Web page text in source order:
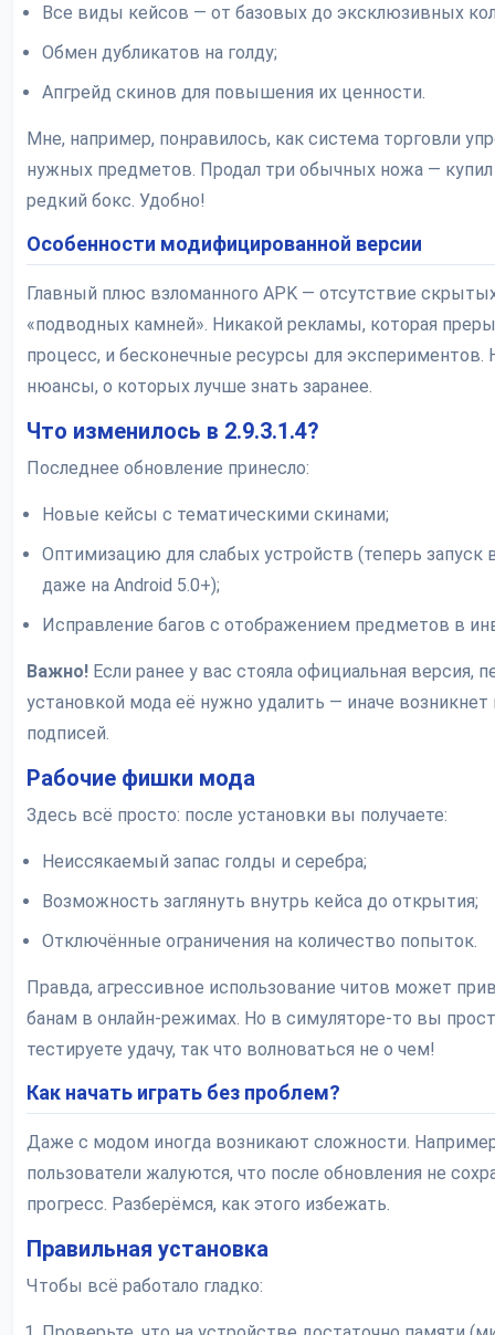
Все виды кейсов — от базовых до эксклюзивных
Обмен дубликатов на голду;
Апгрейд скинов для повышения их ценности.
Мне, например, понравилось, как система торговли
нужных предметов. Продал три обычных ножа — купил
редкий бокс. Удобно!
Особенности модифицированной версии
Главный плюс взломанного APK — отсутствие
«подводных камней». Никакой рекламы, которая
процесс, и бесконечные ресурсы для экспериментов.
нюансы, о которых лучше знать заранее.
Что изменилось в 2.9.3.1.4?
Последнее обновление принесло:
Новые кейсы с тематическими скинами;
Оптимизацию для слабых устройств (теперь запуск
даже на Android 5.0+);
Исправление багов с отображением предметов в
Важно! Если ранее у вас стояла официальная версия,
установкой мода её нужно удалить — иначе
подписей.
Рабочие фишки мода
Здесь всё просто: после установки вы получаете:
Неиссякаемый запас голды и серебра;
Возможность заглянуть внутрь кейса до открытия;
Отключённые ограничения на количество попыток.
Правда, агрессивное использование читов может
банам в онлайн-режимах. Но в симуляторе-то вы
тестируете удачу, так что волноваться не о чем!
Как начать играть без проблем?
Даже с модом иногда возникают сложности.
пользователи жалуются, что после обновления не
прогресс. Разберёмся, как этого избежать.
Правильная установка
Чтобы всё работало гладко: